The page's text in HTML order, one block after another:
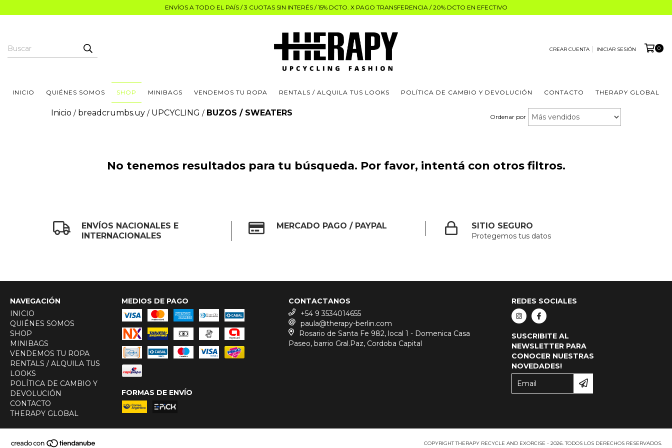
ENVÍOS A TODO EL PAÍS / 3 CUOTAS SIN INTERÉS / 15% DCTO. X PAGO TRANSFERENCIA / 20% DCTO EN EFECTIVO
CREAR CUENTA INICIAR SESIÓN 0
INICIO QUIÉNES SOMOS SHOP MINIBAGS VENDEMOS TU ROPA RENTALS / ALQUILA TUS LOOKS POLÍTICA DE CAMBIO Y DEVOLUCIÓN CONTACTO THERAPY GLOBAL
Inicio / breadcrumbs.uy / UPCYCLING / BUZOS / SWEATERS Ordenar por
No tenemos resultados para tu búsqueda. Por favor, intentá con otros filtros.
ENVÍOS NACIONALES E
INTERNACIONALES
MERCADO PAGO / PAYPAL SITIO SEGURO
Protegemos tus datos
NAVEGACIÓN
INICIO
QUIÉNES SOMOS
SHOP
MINIBAGS
VENDEMOS TU ROPA
RENTALS / ALQUILA TUS
LOOKS
POLÍTICA DE CAMBIO Y
DEVOLUCIÓN
CONTACTO
THERAPY GLOBAL
MEDIOS DE PAGO
FORMAS DE ENVÍO
CONTACTANOS
+54 9 3534014655
paula@therapy-berlin.com
Rosario de Santa Fe 982, local 1 - Domenica Casa
Paseo, barrio Gral.Paz, Cordoba Capital
REDES SOCIALES
SUSCRIBITE AL
NEWSLETTER PARA
CONOCER NUESTRAS
NOVEDADES!
COPYRIGHT THERAPY RECYCLE AND EXORCISE - 2026. TODOS LOS DERECHOS RESERVADOS.